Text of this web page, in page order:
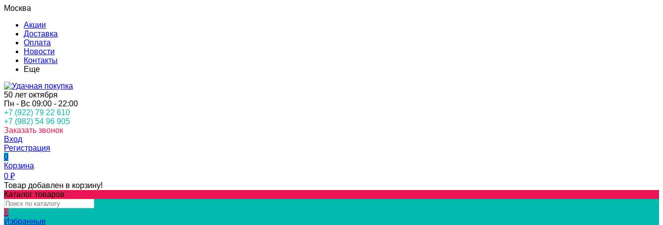
Москва
Акции
Доставка
Оплата
Новости
Контакты
Еще
50 лет октября
Пн - Вс 09:00 - 22:00
+7 (922) 79 22 610
+7 (982) 54 96 905
Заказать звонок
Вход
Регистрация
0
Корзина
0 ₽
Товар добавлен в корзину!
Каталог товаров
0
Избранные